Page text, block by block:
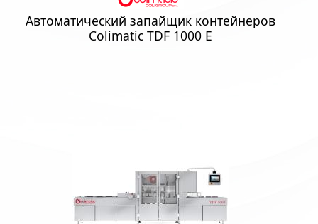
Автоматический запайщик контейнеров
Colimatic TDF 1000 E